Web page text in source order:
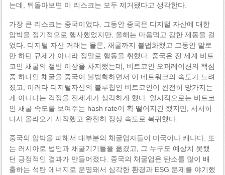
는데, 뒤돌아보면 이 리스크는 모두 제거됐다고 생각한다.
가장 큰 리스크는 중국이었다. 그동안 중국은 디지털 자산에 대한
압박을 정기적으로 행사했었지만, 올해는 마음먹고 강한 제동을 걸
었다. 디지털 자산 거래는 물론, 채굴까지 불법화했고 그동안 말로
만 하던 규제가 아니라 정말로 행동을 취했다. 중국은 전 세계 비트
코인 채굴의 절반 이상을 차지했는데, 비트코인 오퍼레이션의 핵심
중 하나인 채굴을 중국이 불법화하면서 이 네트워크의 속도가 느려
졌고, 이러다 디지털자산의 블루칩인 비트코인이 완전히 망가지는
게 아니냐는 걱정을 전세계가 심각하게 했다. 일시적으로는 비트코
인 채굴 속도를 보여주는 hash rate이 확 떨어지긴 했지만, 서서히
다시 올라오기 시작했고 완전히 정상 속도로 복귀했다.
중국의 압박을 피해서 대부분의 채굴업자들이 미국이나 캐나다, 또
는 러시아로 법인과 채굴기기들을 옮겼고, 그 누구도 예상치 못했
던 긍정적인 결과가 만들어졌다. 중국의 채굴업은 탄소를 많이 배
출하는 석탄 에너지로 운영돼서 심각한 환경과 ESG 문제를 야기했